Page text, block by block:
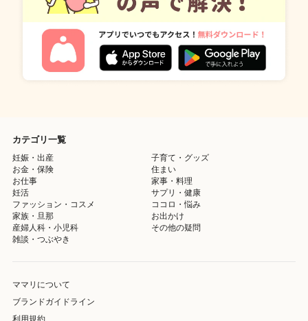
カテゴリ一覧
妊娠・出産
子育て・グッズ
お金・保険
住まい
お仕事
家事・料理
妊活
サプリ・健康
ファッション・コスメ
ココロ・悩み
家族・旦那
お出かけ
産婦人科・小児科
その他の疑問
雑談・つぶやき
ママリについて
ブランドガイドライン
利用規約